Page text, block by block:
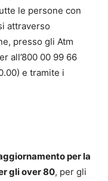
le persone con
attraverso
presso gli Atm
all’800 00 99 66
e tramite i
per la
gli over 80, per gli